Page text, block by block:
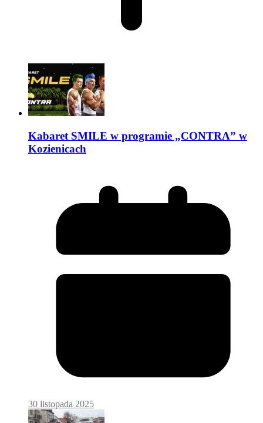
Kabaret SMILE w programie „CONTRA” w
Kozienicach
30 listopada 2025